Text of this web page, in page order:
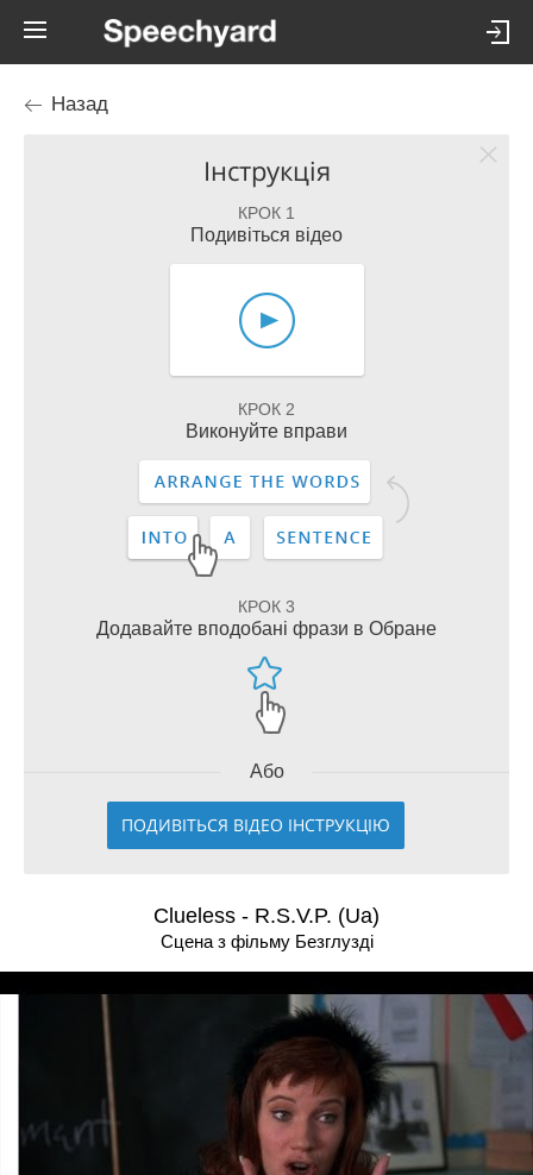
Назад
Інструкція
КРОК 1
Подивіться відео
КРОК 2
Виконуйте вправи
КРОК 3
Додавайте вподобані фрази в Обране
Або
ПОДИВІТЬСЯ ВІДЕО ІНСТРУКЦІЮ
Clueless - R.S.V.P. (Ua)
Сцена з фільму Безглузді